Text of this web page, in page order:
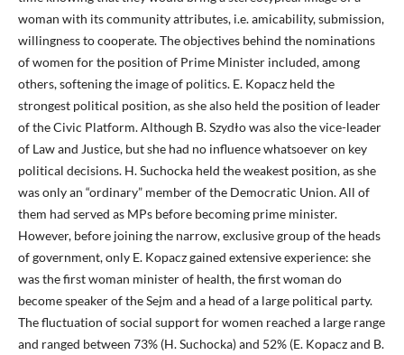
woman with its community attributes, i.e. amicability, submission,
willingness to cooperate. The objectives behind the nominations
of women for the position of Prime Minister included, among
others, softening the image of politics. E. Kopacz held the
strongest political position, as she also held the position of leader
of the Civic Platform. Although B. Szydło was also the vice-leader
of Law and Justice, but she had no influence whatsoever on key
political decisions. H. Suchocka held the weakest position, as she
was only an “ordinary” member of the Democratic Union. All of
them had served as MPs before becoming prime minister.
However, before joining the narrow, exclusive group of the heads
of government, only E. Kopacz gained extensive experience: she
was the first woman minister of health, the first woman do
become speaker of the Sejm and a head of a large political party.
The fluctuation of social support for women reached a large range
and ranged between 73% (H. Suchocka) and 52% (E. Kopacz and B.